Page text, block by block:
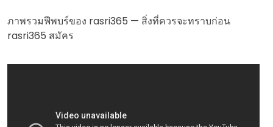
ภาพรวมฟีพบร์ของ rasri365 — สิ่งที่ควรจะทราบก่อน
rasri365 สมัคร